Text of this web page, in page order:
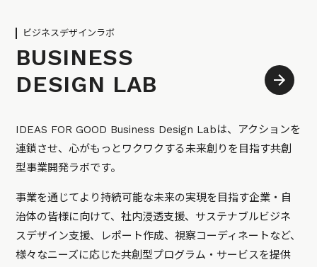
ビジネスデザインラボ
BUSINESS
DESIGN LAB
IDEAS FOR GOOD Business Design Labは、アクションを
連鎖させ、心がもっとワクワクする未来創りを目指す共創
型事業開発ラボです。
事業を通じてより持続可能な未来の実現を目指す企業・自
治体の皆様に向けて、社内浸透支援、サステナブルビジネ
スデザイン支援、レポート作成、視察コーディネートなど、
様々なニーズに応じた共創型プログラム・サービスを提供